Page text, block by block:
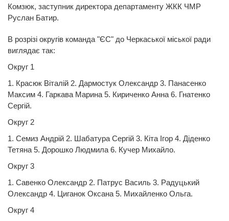
Комзюк, заступник директора департаменту ЖКК ЧМР
Руслан Батир.
В розрізі округів команда "ЄС" до Черкаської міської ради
виглядає так:
Округ 1
1. Красюк Віталій 2. Дармостук Олександр 3. Панасенко
Максим 4. Гаркава Марина 5. Кириченко Анна 6. Гнатенко
Сергій.
Округ 2
1. Семиз Андрій 2. Шабатура Сергій 3. Кіта Ігор 4. Діденко
Тетяна 5. Дорошко Людмила 6. Кучер Михайло.
Округ 3
1. Савенко Олександр 2. Патрус Василь 3. Радуцький
Олександр 4. Циганок Оксана 5. Михайленко Ольга.
Округ 4